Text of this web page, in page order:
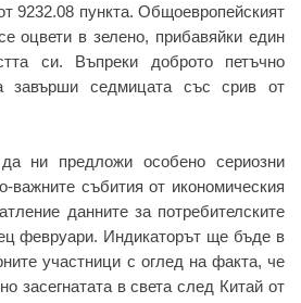
9232.08 пункта. Общоевропейският
оцвети в зелено, прибавяйки един
си. Въпреки доброто петъчно
завърши седмицата със срив от
ни предложи особено сериозни
важните събития от икономическия
данните за потребителските
февруари. Индикаторът ще бъде в
участници с оглед на факта, че
засегнатата в света след Китай от